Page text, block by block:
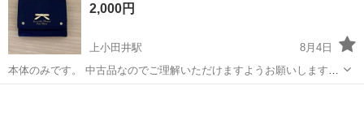
ち込めます！ ※詳細はこ...
2,000円
上小田井駅
8月4日
本体のみです。 中古品なのでご理解いただけますようお願いします。
比較的綺麗だと思います。 配送(着払いのみ)やオンライン決済希望の